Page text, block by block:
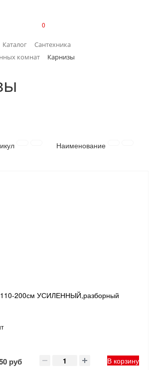
МАТЕРИАЛЫ
ИНВЕНТАРЬ
0
Каталог
Сантехника
комнат
Карнизы
Наименование
110-200см УСИЛЕННЫЙ,разборный
руб В корзину